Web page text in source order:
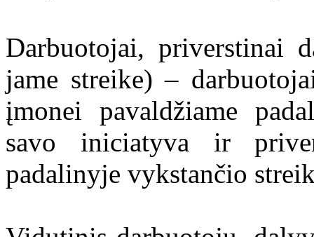
Darbuotojai, priverstinai
jame streike) –
įmonei pavaldžiame
savo iniciatyva ir
padalinyje vykstančio